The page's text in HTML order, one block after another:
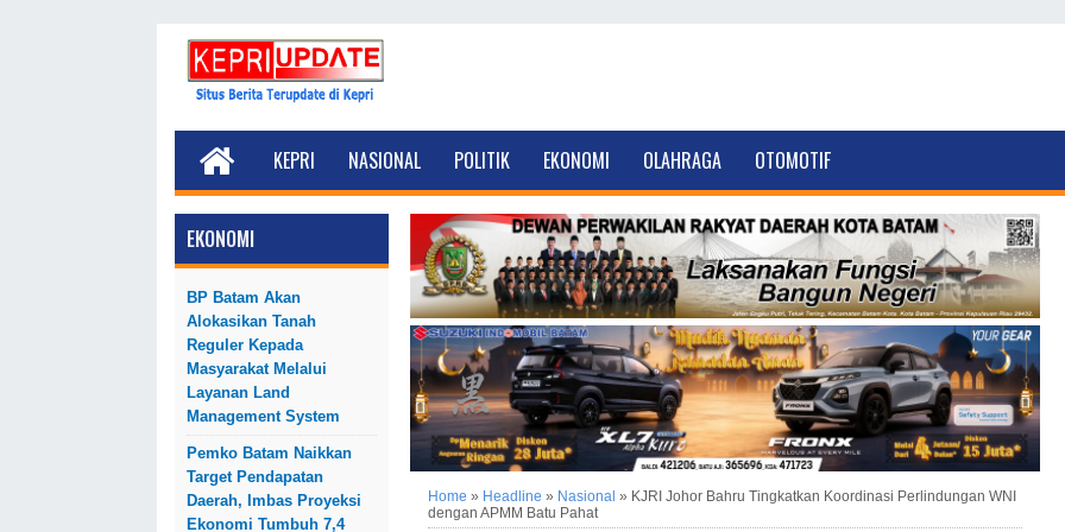
KEPRI NASIONAL POLITIK EKONOMI OLAHRAGA OTOMOTIF
EKONOMI
BP Batam Akan
Alokasikan Tanah
Reguler Kepada
Masyarakat Melalui
Layanan Land
Management System
Pemko Batam Naikkan
Target Pendapatan
Daerah, Imbas Proyeksi
Ekonomi Tumbuh 7,4
Home » Headline » Nasional » KJRI Johor Bahru Tingkatkan Koordinasi Perlindungan WNI
dengan APMM Batu Pahat